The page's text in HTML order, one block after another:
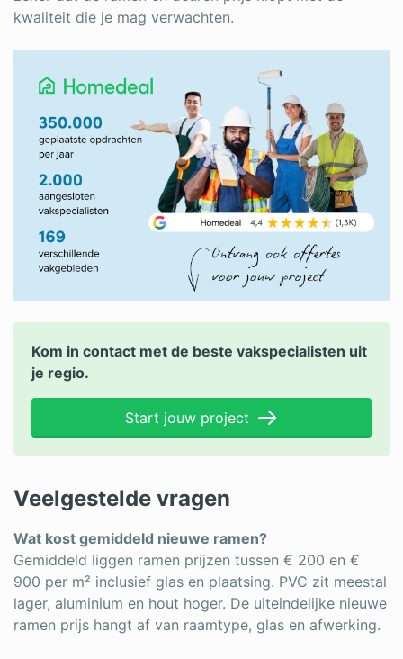
kwaliteit die je mag verwachten.
Kom in contact met de beste vakspecialisten uit
je regio.
Start jouw project
Veelgestelde vragen
Wat kost gemiddeld nieuwe ramen?
Gemiddeld liggen ramen prijzen tussen € 200 en €
900 per m² inclusief glas en plaatsing. PVC zit meestal
lager, aluminium en hout hoger. De uiteindelijke nieuwe
ramen prijs hangt af van raamtype, glas en afwerking.